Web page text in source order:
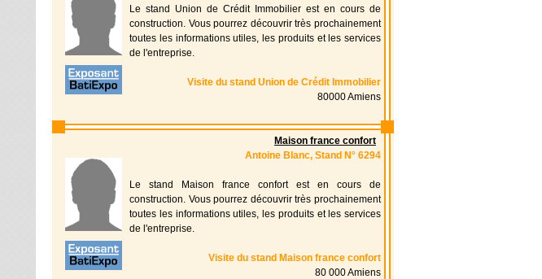
Le stand Union de Crédit Immobilier est en cours de
construction. Vous pourrez découvrir très prochainement
toutes les informations utiles, les produits et les services
de l'entreprise.
Visite du stand Union de Crédit Immobilier
80000 Amiens
Maison france confort
Antoine Blanc, Stand N° 6294
Le stand Maison france confort est en cours de
construction. Vous pourrez découvrir très prochainement
toutes les informations utiles, les produits et les services
de l'entreprise.
Visite du stand Maison france confort
80 000 Amiens